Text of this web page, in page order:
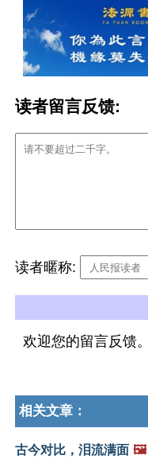
读者留言反馈:
读者暱称:
欢迎您的留言反馈。
相关文章：
古今对比，泪流满面 🖼️